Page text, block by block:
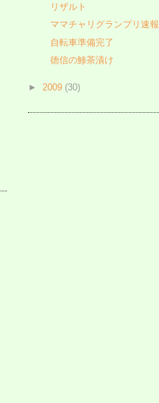
リザルト
ママチャリグランプリ速報
自転車準備完了
徳信の鯵茶漬け
► 2009 (30)